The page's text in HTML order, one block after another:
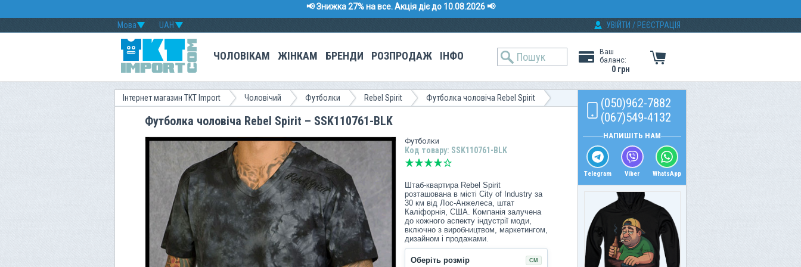
📢 Знижка 27% на все. Акція діє до 10.08.2026 📢
UAH
Мова УВІЙТИ / РЕЄСТРАЦІЯ
Ваш
баланс:
0 грн
ЧОЛОВІКАМ ЖІНКАМ БРЕНДИ РОЗПРОДАЖ ІНФО
Інтернет магазин TKT Import Чоловічий Футболки Rebel Spirit Футболка чоловіча Rebel Spirit
Футболка чоловіча Rebel Spirit – SSK110761-BLK
Футболки
Код товару: SSK110761-BLK
Штаб-квартира Rebel Spirit
розташована в місті City of Industry за
30 км від Лос-Анжелеса, штат
Каліфорнія, США. Компанія залучена
до кожного аспекту індустрії моди,
включно з виробництвом, маркетингом,
дизайном і продажами.
Коріння компанії бере початок 2005
року з дизайнера Edgar Munoz і
Оберіть розмір СМ
(050)962-7882
(067)549-4132
НАПИШІТЬ НАМ
Telegram Viber WhatsApp